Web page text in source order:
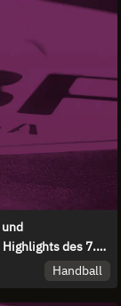
des 7.
Handball